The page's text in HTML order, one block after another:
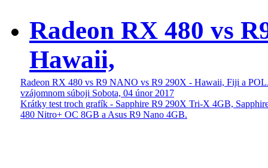
Radeon RX 480 vs
Hawaii,
Radeon RX 480 vs R9 NANO vs R9 290X - Hawaii, Fiji a
vzájomnom súboji Sobota, 04 únor 2017
Krátky test troch grafík - Sapphire R9 290X Tri-X 4GB,
480 Nitro+ OC 8GB a Asus R9 Nano 4GB.